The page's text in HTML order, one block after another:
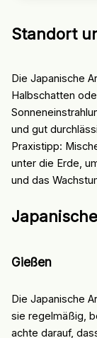
Standort
Die Japanische
Halbschatten
und gut
Praxistipp:
unter die Erde,
und das
Gießen
Die Japanische
sie regelmäßig,
achte darauf,